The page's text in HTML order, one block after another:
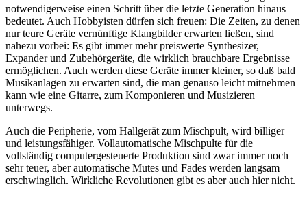
notwendigerweise einen Schritt über die letzte Generation hinaus
bedeutet. Auch Hobbyisten dürfen sich freuen: Die Zeiten, zu denen
nur teure Geräte vernünftige Klangbilder erwarten ließen, sind
nahezu vorbei: Es gibt immer mehr preiswerte Synthesizer,
Expander und Zubehörgeräte, die wirklich brauchbare Ergebnisse
ermöglichen. Auch werden diese Geräte immer kleiner, so daß bald
Musikanlagen zu erwarten sind, die man genauso leicht mitnehmen
kann wie eine Gitarre, zum Komponieren und Musizieren
unterwegs.
Auch die Peripherie, vom Hallgerät zum Mischpult, wird billiger
und leistungsfähiger. Vollautomatische Mischpulte für die
vollständig computergesteuerte Produktion sind zwar immer noch
sehr teuer, aber automatische Mutes und Fades werden langsam
erschwinglich. Wirkliche Revolutionen gibt es aber auch hier nicht.